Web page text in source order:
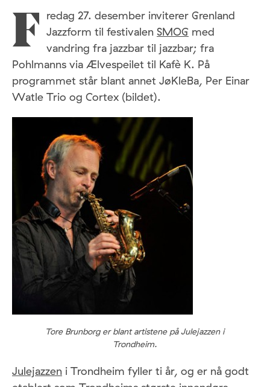
F redag 27. desember inviterer Grenland
Jazzform til festivalen SMOG med
vandring fra jazzbar til jazzbar; fra
Pohlmanns via Ælvespeilet til Kafè K. På
programmet står blant annet JøKleBa, Per Einar
Watle Trio og Cortex (bildet).
Tore Brunborg er blant artistene på Julejazzen i
Trondheim.
Julejazzen i Trondheim fyller ti år, og er nå godt